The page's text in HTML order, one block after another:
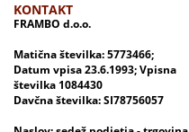
KONTAKT
FRAMBO d.o.o.
Matična številka: 5773466;
Datum vpisa 23.6.1993; Vpisna
številka 1084430
Davčna številka: SI78756057